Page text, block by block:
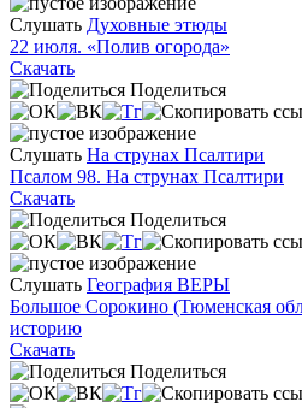
Слушать Духовные этюды
22 июля. «Полив огорода»
Скачать
Поделиться
Слушать На струнах Псалтири
Псалом 98. На струнах Псалтири
Скачать
Поделиться
Слушать География ВЕРЫ
Большое Сорокино (Тюменская
историю
Скачать
Поделиться